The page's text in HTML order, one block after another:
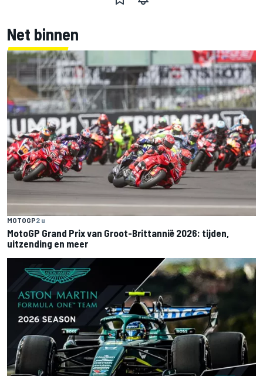
Net binnen
MOTOGP2 u
MotoGP Grand Prix van Groot-Brittannië 2026: tijden,
uitzending en meer